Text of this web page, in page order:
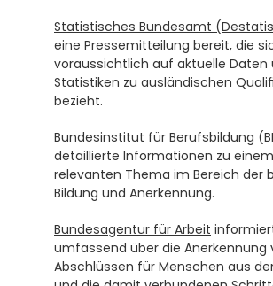
Statistisches Bundesamt
eine Pressemitteilung bereit, die
voraussichtlich auf aktuelle Daten
Statistiken zu ausländischen
bezieht.
Bundesinstitut für Berufsbildung
detaillierte Informationen zu einem
relevanten Thema im Bereich der
Bildung und Anerkennung.
Bundesagentur für Arbeit
umfassend über die Anerkennung
Abschlüssen für Menschen aus